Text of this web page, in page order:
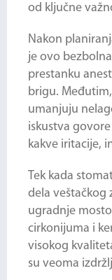
od ključne
Nakon
je ovo
prestanku
brigu.
umanjuju
iskustva
kakve iritacije,
Tek kada
dela veštačkog
ugradnje
cirkonijuma i
visokog
su veoma